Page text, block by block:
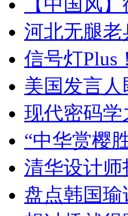
河北无腿老
信号灯Plus
美国发言
现代密码
“中华赏樱
清华设计
盘点韩国瑜